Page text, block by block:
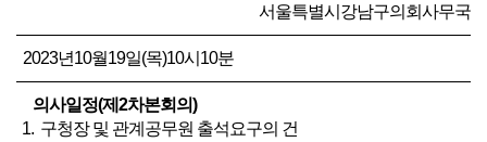
서울특별시강남구의회사무국
2023년10월19일(목)10시10분
의사일정(제2차본회의)
1. 구청장 및 관계공무원 출석요구의 건